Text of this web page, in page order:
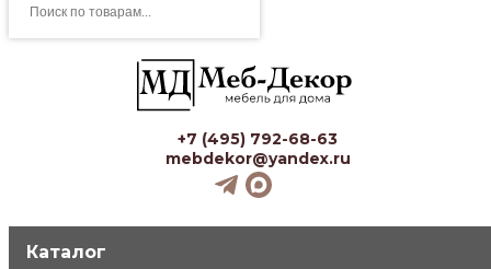
товаров
+7 (495) 792-68-63
mebdekor@yandex.ru
Каталог